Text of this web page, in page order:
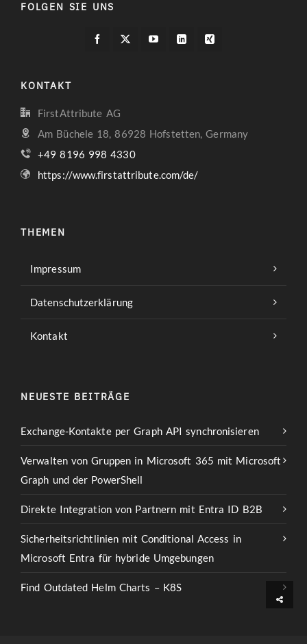
FOLGEN SIE UNS
KONTAKT
FirstAttribute AG
Am Büchele 18, 86928 Hofstetten, Germany
+49 8196 998 4330
https://www.firstattribute.com/de/
THEMEN
Impressum
Datenschutzerklärung
Kontakt
NEUESTE BEITRÄGE
Exchange-Kontakte per Graph API synchronisieren
Verwalten von Gruppen in Microsoft 365 mit Microsoft
Graph und der PowerShell
Direkte Integration von Partnern mit Entra ID B2B
Sicherheitsrichtlinien mit Conditional Access in
Microsoft Entra für hybride Umgebungen
Find Outdated Helm Charts – K8S